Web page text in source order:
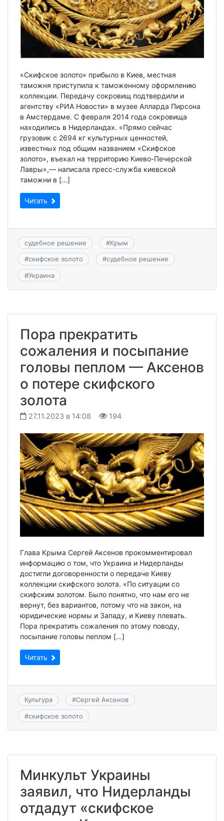
«Скифское золото» прибыло в Киев, местная
таможня приступила к таможенному оформлению
коллекции. Передачу сокровищ подтвердили и
агентству «РИА Новости» в музее Алларда Пирсона
в Амстердаме. С февраля 2014 года сокровища
находились в Нидерландах. «Прямо сейчас
грузовик с 2694 кг культурных ценностей,
известных под общим названием «Скифское
золото», въехал на территорию Киево-Печерской
Лавры»,— написала пресс-служба киевской
таможни в […]
Читать
судебное решение #Крым
#скифское золото #судебное решение
#Украина
Пора прекратить
сожаления и посыпание
головы пеплом — Аксенов
о потере скифского
золота
27.11.2023 в 14:08 194
Глава Крыма Сергей Аксенов прокомментировал
информацию о том, что Украина и Нидерланды
достигли договоренности о передаче Киеву
коллекции скифского золота. «По ситуации со
скифским золотом. Было понятно, что нам его не
вернут, без вариантов, потому что на закон, на
юридические нормы и Западу, и Киеву плевать.
Пора прекратить сожаления по этому поводу,
посыпание головы пеплом […]
Читать
Культура #Сергей Аксенов
#скифское золото
Минкульт Украины
заявил, что Нидерланды
отдадут «скифское